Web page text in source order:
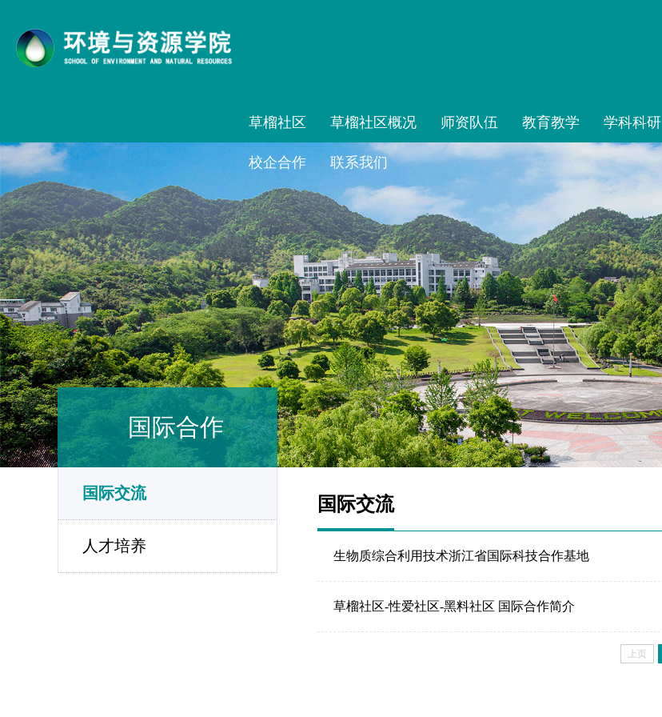
草榴社区 草榴社区概况 师资队伍 教育教学 学科科研
校企合作 联系我们
国际合作
国际交流
人才培养
国际交流
生物质综合利用技术浙江省国际科技合作基地
草榴社区-性爱社区-黑料社区 国际合作简介
上页